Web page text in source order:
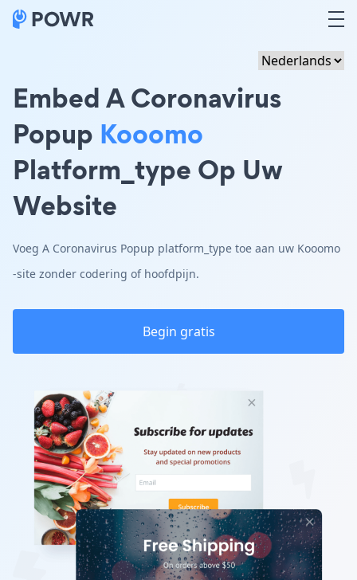
Embed A Coronavirus
Popup Kooomo
Platform_type Op Uw
Website
Voeg A Coronavirus Popup platform_type toe aan uw Kooomo
-site zonder codering of hoofdpijn.
Begin gratis